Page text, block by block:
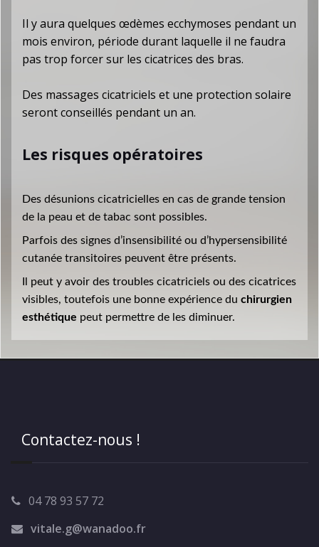
Il y aura quelques œdèmes ecchymoses pendant un
mois environ, période durant laquelle il ne faudra
pas trop forcer sur les cicatrices des bras.
Des massages cicatriciels et une protection solaire
seront conseillés pendant un an.
Les risques opératoires
Des désunions cicatricielles en cas de grande tension
de la peau et de tabac sont possibles.
Parfois des signes d’insensibilité ou d’hypersensibilité
cutanée transitoires peuvent être présents.
Il peut y avoir des troubles cicatriciels ou des cicatrices
visibles, toutefois une bonne expérience du chirurgien
esthétique peut permettre de les diminuer.
Contactez-nous !
04 78 93 57 72
vitale.g@wanadoo.fr